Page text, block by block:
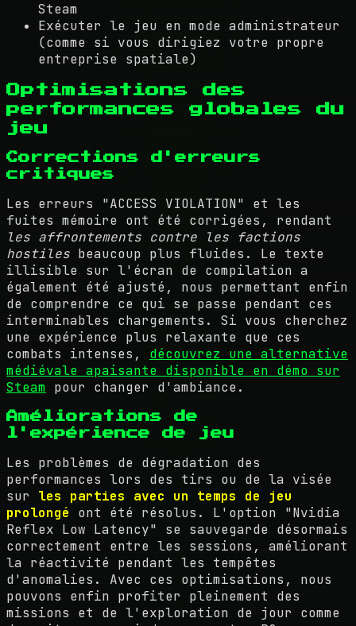
Steam
Exécuter le jeu en mode administrateur
(comme si vous dirigiez votre propre
entreprise spatiale)
Optimisations des
performances globales du
jeu
Corrections d'erreurs
critiques
Les erreurs "ACCESS VIOLATION" et les
fuites mémoire ont été corrigées, rendant
les affrontements contre les factions
hostiles beaucoup plus fluides. Le texte
illisible sur l'écran de compilation a
également été ajusté, nous permettant enfin
de comprendre ce qui se passe pendant ces
interminables chargements. Si vous cherchez
une expérience plus relaxante que ces
combats intenses, découvrez une alternative
médiévale apaisante disponible en démo sur
Steam pour changer d'ambiance.
Améliorations de
l'expérience de jeu
Les problèmes de dégradation des
performances lors des tirs ou de la visée
sur les parties avec un temps de jeu
prolongé ont été résolus. L'option "Nvidia
Reflex Low Latency" se sauvegarde désormais
correctement entre les sessions, améliorant
la réactivité pendant les tempêtes
d'anomalies. Avec ces optimisations, nous
pouvons enfin profiter pleinement des
missions et de l'exploration de jour comme